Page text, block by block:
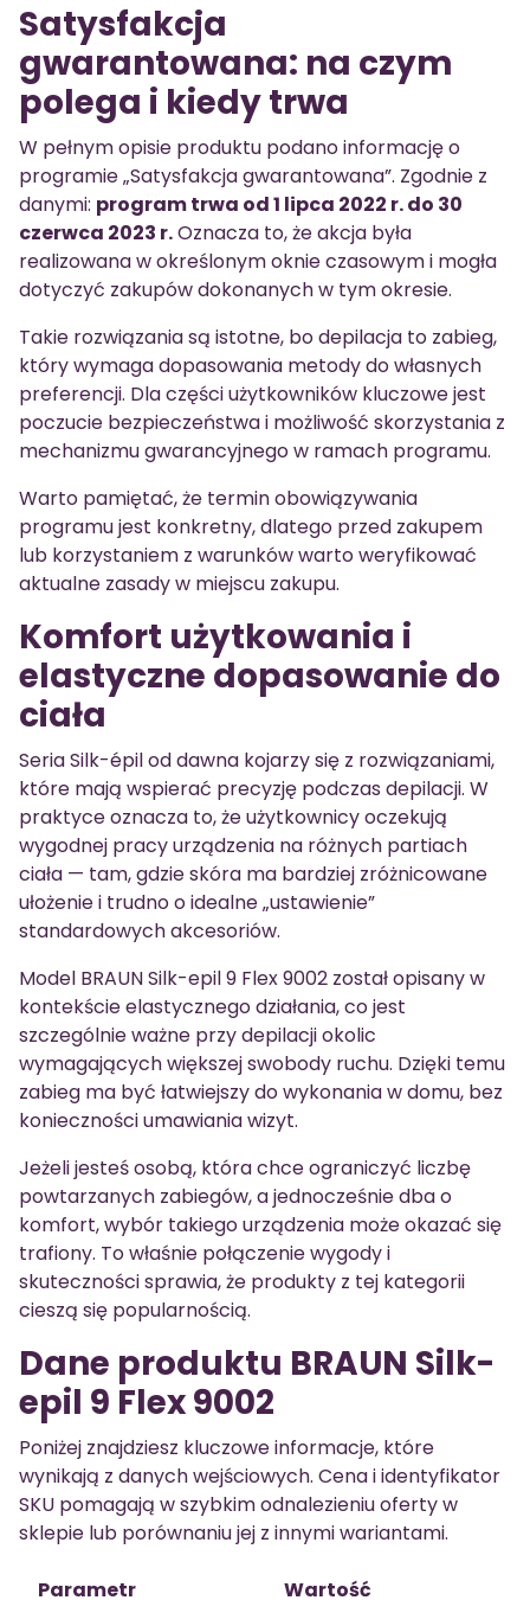
Satysfakcja
gwarantowana: na czym
polega i kiedy trwa
W pełnym opisie produktu podano informację o
programie „Satysfakcja gwarantowana”. Zgodnie z
danymi: program trwa od 1 lipca 2022 r. do 30
czerwca 2023 r.Oznacza to, że akcja była
realizowana w określonym oknie czasowym i mogła
dotyczyć zakupów dokonanych w tym okresie.
Takie rozwiązania są istotne, bo depilacja to zabieg,
który wymaga dopasowania metody do własnych
preferencji. Dla części użytkowników kluczowe jest
poczucie bezpieczeństwa i możliwość skorzystania z
mechanizmu gwarancyjnego w ramach programu.
Warto pamiętać, że termin obowiązywania
programu jest konkretny, dlatego przed zakupem
lub korzystaniem z warunków warto weryfikować
aktualne zasady w miejscu zakupu.
Komfort użytkowania i
elastyczne dopasowanie do
ciała
Seria Silk-épil od dawna kojarzy się z rozwiązaniami,
które mają wspierać precyzję podczas depilacji. W
praktyce oznacza to, że użytkownicy oczekują
wygodnej pracy urządzenia na różnych partiach
ciała — tam, gdzie skóra ma bardziej zróżnicowane
ułożenie i trudno o idealne „ustawienie”
standardowych akcesoriów.
Model BRAUN Silk-epil 9 Flex 9002 został opisany w
kontekście elastycznego działania, co jest
szczególnie ważne przy depilacji okolic
wymagających większej swobody ruchu. Dzięki temu
zabieg ma być łatwiejszy do wykonania w domu, bez
konieczności umawiania wizyt.
Jeżeli jesteś osobą, która chce ograniczyć liczbę
powtarzanych zabiegów, a jednocześnie dba o
komfort, wybór takiego urządzenia może okazać się
trafiony. To właśnie połączenie wygody i
skuteczności sprawia, że produkty z tej kategorii
cieszą się popularnością.
Dane produktu BRAUN Silk-
epil 9 Flex 9002
Poniżej znajdziesz kluczowe informacje, które
wynikają z danych wejściowych. Cena i identyfikator
SKU pomagają w szybkim odnalezieniu oferty w
sklepie lub porównaniu jej z innymi wariantami.
Parametr Wartość